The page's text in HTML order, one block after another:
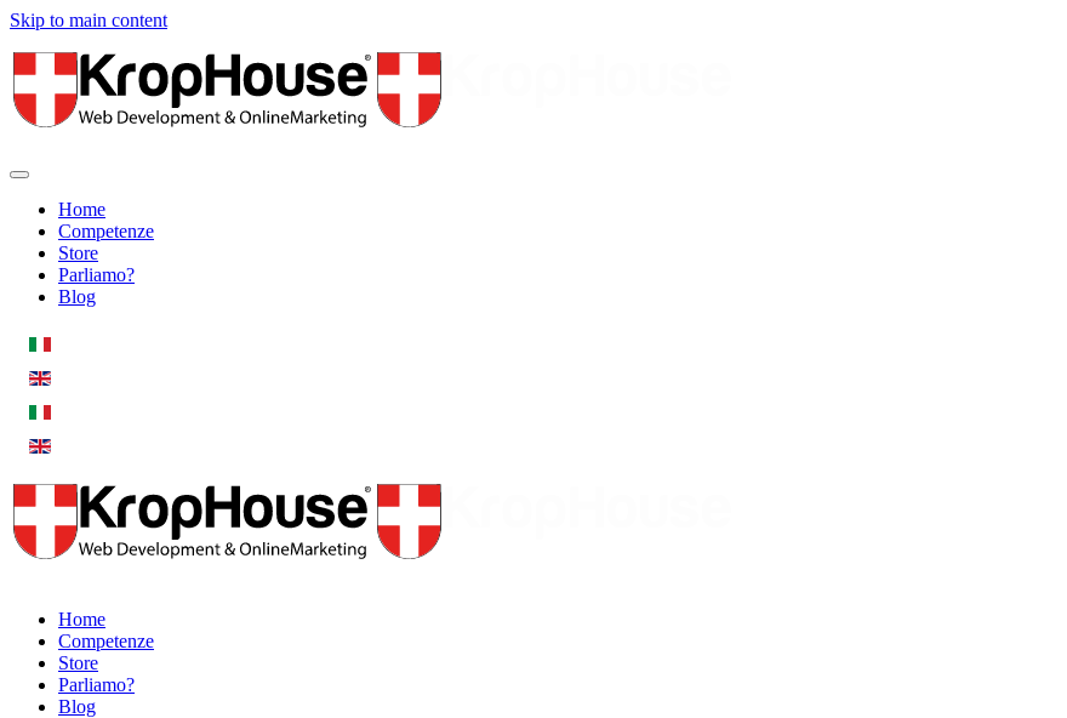
Skip to main content
Home
Competenze
Store
Parliamo?
Blog
Home
Competenze
Store
Parliamo?
Blog